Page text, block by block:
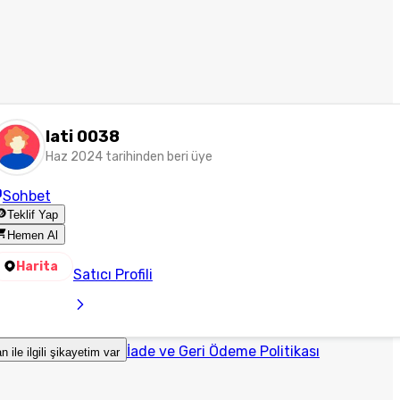
lati 0038
Haz 2024 tarihinden beri üye
Sohbet
Teklif Yap
Hemen Al
Harita Satıcı Profili
ile ilgili şikayetim var İade ve Geri Ödeme Politikası